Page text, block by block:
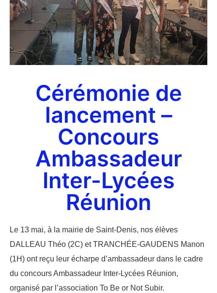
Cérémonie de
lancement –
Concours
Ambassadeur
Inter-Lycées
Réunion
Le 13 mai, à la mairie de Saint-Denis, nos élèves
DALLEAU Théo (2C) et TRANCHÉE-GAUDENS Manon
(1H) ont reçu leur écharpe d’ambassadeur dans le cadre
du concours Ambassadeur Inter-Lycées Réunion,
organisé par l’association To Be or Not Subir.